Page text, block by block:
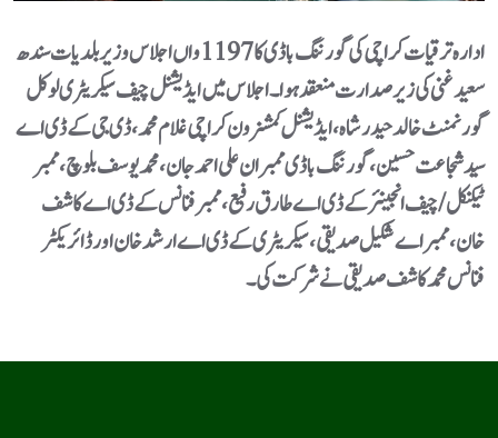
ادارہ ترقیات کراچی کی گورننگ باڈی کا 1197 واں اجلاس وزیربلدیات سندھ
سعید غنی کی زیر صدارت منعقد ہوا۔ اجلاس میں ایڈیشنل چیف سیکریٹری لوکل
گورنمنٹ خالدحیدرشاہ، ایڈیشنل کمشنر ون کراچی غلام محمد، ڈی جی کے ڈی اے
سید شجاعت حسین، گورننگ باڈی ممبران علی احمد جان، محمد یوسف بلوچ،ممبر
ٹیکنیکل/ چیف انجینئر کے ڈی اے طارق رفیع، ممبر فنانس کے ڈی اے کاشف
خان، ممبر اے شکیل صدیقی، سیکریٹری کے ڈی اے ارشد خان اور ڈائریکٹر
فنانس محمد کاشف صدیقی نے شرکت کی۔